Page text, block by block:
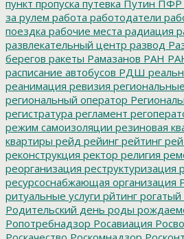
пункт пропуска путевка Путин ПФР
за рулем работа работодатели
поездка рабочие места радиация
развлекательный центр развод
берегов ракеты Рамазанов РАН
расписание автобусов РДШ
реанимация ревизия
региональный оператор
регистратура регламент
режим самоизоляции резиновая
квартиры рейд рейинг рейтинг
реконструкция ректор религия
реорганизация реструктуризация
ресурсоснабжающая организация
ритуальные услуги рйтинг рогатый
Родительский день роды
Ропотребнадзор Росавиация